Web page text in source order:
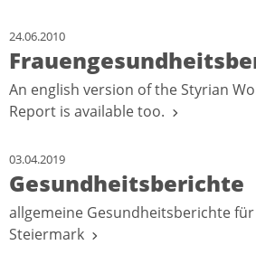
24.06.2010
An english version of the Styrian
Report is available too.
03.04.2019
Gesundheitsberichte
allgemeine Gesundheitsberichte
Steiermark